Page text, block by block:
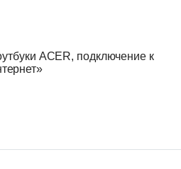
ACER, подключение к